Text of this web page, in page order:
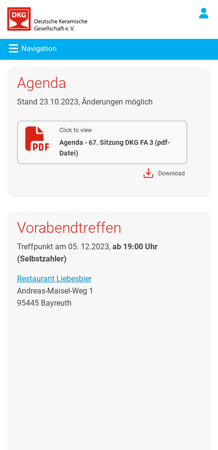
Navigation
Agenda
Stand 23.10.2023, Änderungen möglich
Click to view
Agenda - 67. Sitzung DKG FA 3 (pdf-
Datei)
Download
Vorabendtreffen
Treffpunkt am 05. 12.2023, ab 19:00 Uhr
(Selbstzahler)
Restaurant Liebesbier
Andreas-Maisel-Weg 1
95445 Bayreuth